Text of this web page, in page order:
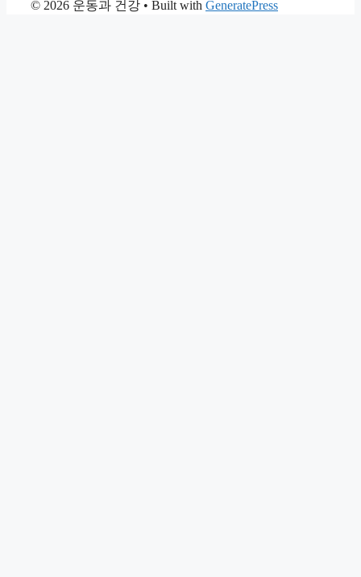
© 2026 운동과 건강 • Built with GeneratePress